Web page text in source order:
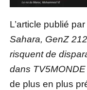
L’article publié par
Sahara, GenZ
risquent de
dans TV5MONDE
de plus en plus